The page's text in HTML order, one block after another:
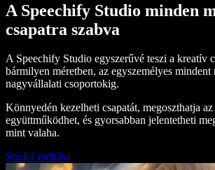
A Speechify Studio minden
csapatra szabva
A Speechify Studio egyszerűvé teszi a kreatív
bármilyen méretben, az egyszemélyes
nagyvállalati csoportokig.
Könnyedén kezelheti csapatát, megoszthatja
együttműködhet, és gyorsabban jelentetheti
mint valaha.
Stúdió indítása